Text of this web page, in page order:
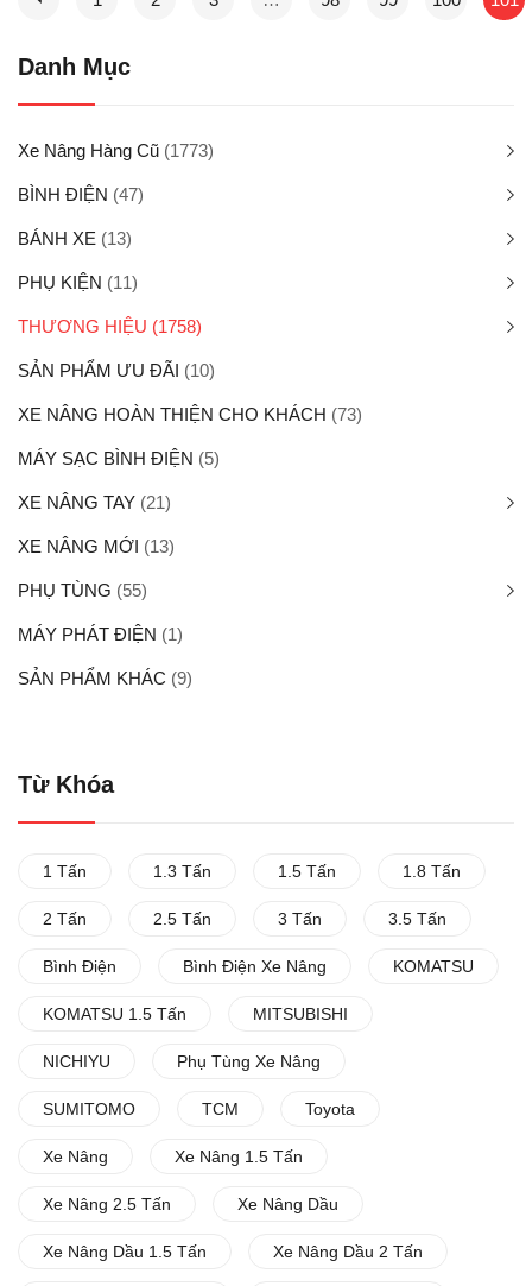
Danh Mục
Xe Nâng Hàng Cũ (1773)
BÌNH ĐIỆN (47)
BÁNH XE (13)
PHỤ KIỆN (11)
THƯƠNG HIỆU (1758)
SẢN PHẨM ƯU ĐÃI (10)
XE NÂNG HOÀN THIỆN CHO KHÁCH (73)
MÁY SẠC BÌNH ĐIỆN (5)
XE NÂNG TAY (21)
XE NÂNG MỚI (13)
PHỤ TÙNG (55)
MÁY PHÁT ĐIỆN (1)
SẢN PHẨM KHÁC (9)
Từ Khóa
1 Tấn 1.3 Tấn 1.5 Tấn 1.8 Tấn
2 Tấn 2.5 Tấn 3 Tấn 3.5 Tấn
Bình Điện Bình Điện Xe Nâng KOMATSU
KOMATSU 1.5 Tấn MITSUBISHI
NICHIYU Phụ Tùng Xe Nâng
SUMITOMO TCM Toyota
Xe Nâng Xe Nâng 1.5 Tấn
Xe Nâng 2.5 Tấn Xe Nâng Dầu
Xe Nâng Dầu 1.5 Tấn Xe Nâng Dầu 2 Tấn